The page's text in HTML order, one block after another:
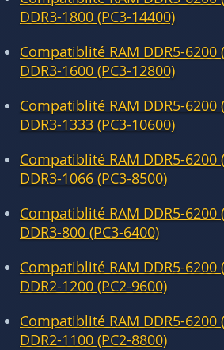
DDR3-1800 (PC3-14400)
Compatiblité RAM DDR5-6200
DDR3-1600 (PC3-12800)
Compatiblité RAM DDR5-6200
DDR3-1333 (PC3-10600)
Compatiblité RAM DDR5-6200
DDR3-1066 (PC3-8500)
Compatiblité RAM DDR5-6200
DDR3-800 (PC3-6400)
Compatiblité RAM DDR5-6200
DDR2-1200 (PC2-9600)
Compatiblité RAM DDR5-6200
DDR2-1100 (PC2-8800)